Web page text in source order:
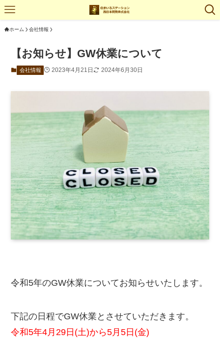
ホーム 会社情報
【お知らせ】GW休業について
会社情報 2023年4月21日 2024年6月30日
令和5年のGW休業についてお知らせいたします。
下記の日程でGW休業とさせていただきます。
令和5年4月29日(土)から5月5日(金)